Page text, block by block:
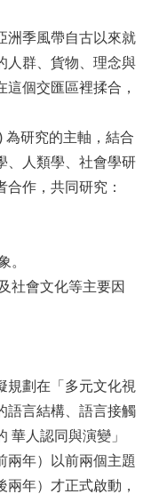
洲季風帶自古以來就
人群、貨物、理念與
個交匯區裡揉合，
為研究的主軸，結合
、人類學、社會學研
作，共同研究：
。
社會文化等主要因
規劃在「多元文化視
語言結構、語言接觸
華人認同與演變」
兩年）以前兩個主題
年）才正式啟動，